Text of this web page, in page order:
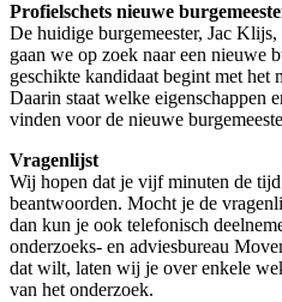
Profielschets nieuwe
De huidige burgemeester, Jac
gaan we op zoek naar een nieuwe
geschikte kandidaat begint met het
Daarin staat welke eigenschappen
vinden voor de nieuwe
Vragenlijst
Wij hopen dat je vijf minuten de
beantwoorden. Mocht je de
dan kun je ook telefonisch
onderzoeks- en adviesbureau
dat wilt, laten wij je over enkele
van het onderzoek.